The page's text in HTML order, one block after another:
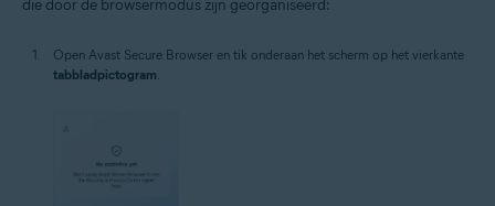
die door de browsermodus zijn georganiseerd:
Open Avast Secure Browser en tik onderaan het scherm op het vierkante
tabbladpictogram